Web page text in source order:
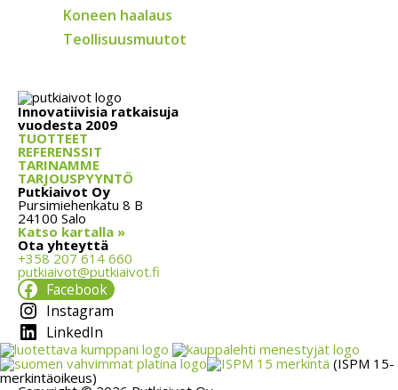
Koneen haalaus
Teollisuusmuutot
Innovatiivisia ratkaisuja
vuodesta 2009
TUOTTEET
REFERENSSIT
TARINAMME
TARJOUSPYYNTÖ
Putkiaivot Oy
Pursimiehenkatu 8 B
24100 Salo
Katso kartalla »
Ota yhteyttä
+358 207 614 660
putkiaivot@putkiaivot.fi
Facebook
Instagram
LinkedIn
(ISPM 15-
merkintäoikeus)